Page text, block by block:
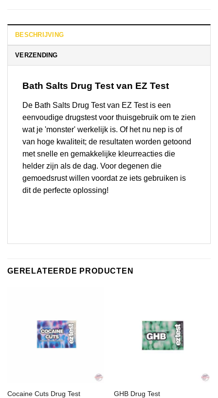
BESCHRIJVING
VERZENDING
Bath Salts Drug Test van EZ Test
De Bath Salts Drug Test van EZ Test is een
eenvoudige drugstest voor thuisgebruik om te zien
wat je 'monster' werkelijk is. Of het nu nep is of
van hoge kwaliteit; de resultaten worden getoond
met snelle en gemakkelijke kleurreacties die
helder zijn als de dag. Voor degenen die
gemoedsrust willen voordat ze iets gebruiken is
dit de perfecte oplossing!
GERELATEERDE PRODUCTEN
Cocaine Cuts Drug Test
GHB Drug Test